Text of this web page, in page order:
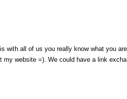
with all of us you really know what you
my website =). We could have a link